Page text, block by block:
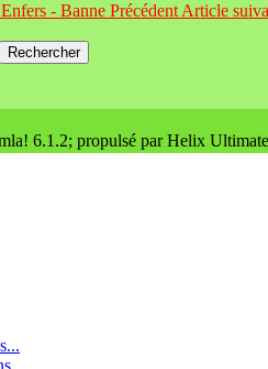
- Banne Précédent Article
Rechercher
6.1.2; propulsé par Helix